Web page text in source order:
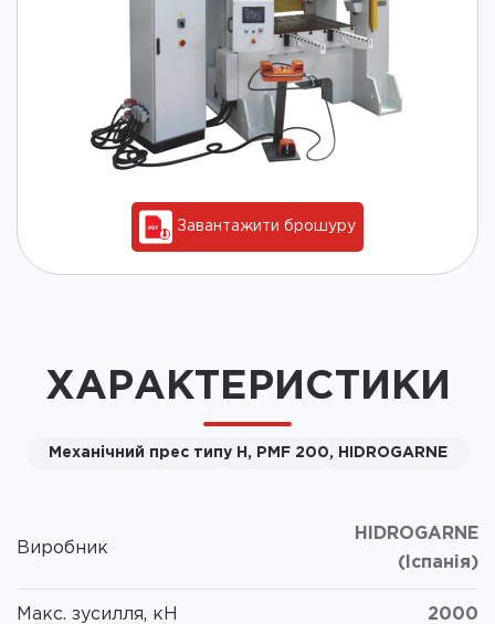
Завантажити брошуру
ХАРАКТЕРИСТИКИ
Механічний прес типу H, PMF 200, HIDROGARNE
Виробник
HIDROGARNE
(Іспанія)
Макс. зусилля, кН 2000